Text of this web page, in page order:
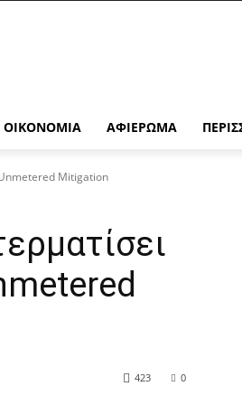
ΟΙΚΟΝΟΜΊΑ ΑΦΙΈΡΩΜΑ
Unmetered Mitigation
0
423